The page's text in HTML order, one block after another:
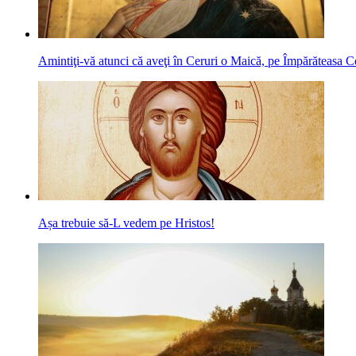
Amintiţi-vă atunci că aveţi în Ceruri o Maică, pe Împărăteasa
Așa trebuie să-L vedem pe Hristos!